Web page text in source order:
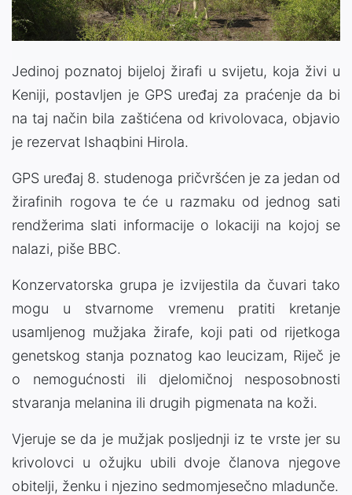
Jedinoj poznatoj bijeloj žirafi u svijetu, koja živi u
Keniji, postavljen je GPS uređaj za praćenje da bi
na taj način bila zaštićena od krivolovaca, objavio
je rezervat Ishaqbini Hirola.
GPS uređaj 8. studenoga pričvršćen je za jedan od
žirafinih rogova te će u razmaku od jednog sati
rendžerima slati informacije o lokaciji na kojoj se
nalazi, piše BBC.
Konzervatorska grupa je izvijestila da čuvari tako
mogu u stvarnome vremenu pratiti kretanje
usamljenog mužjaka žirafe, koji pati od rijetkoga
genetskog stanja poznatog kao leucizam, Riječ je
o nemogućnosti ili djelomičnoj nesposobnosti
stvaranja melanina ili drugih pigmenata na koži.
Vjeruje se da je mužjak posljednji iz te vrste jer su
krivolovci u ožujku ubili dvoje članova njegove
obitelji, ženku i njezino sedmomjesečno mladunče.